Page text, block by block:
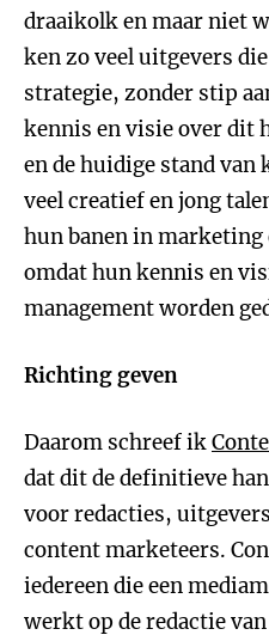
draaikolk en maar niet
ken zo veel uitgevers
strategie, zonder stip
kennis en visie over dit
en de huidige stand van
veel creatief en jong
hun banen in marketing
omdat hun kennis en
management worden
Richting geven
Daarom schreef ik
dat dit de definitieve
voor redacties,
content marketeers.
iedereen die een
werkt op de redactie